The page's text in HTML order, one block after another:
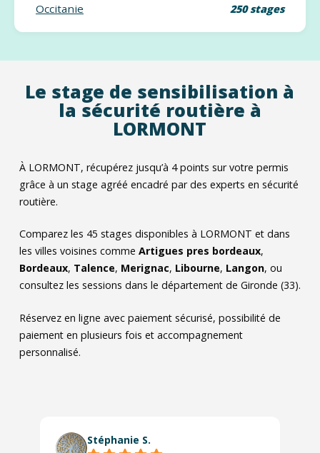
Occitanie 250 stages
Le stage de sensibilisation à
la sécurité routière à
LORMONT
À LORMONT, récupérez jusqu’à 4 points sur votre permis
grâce à un stage agréé encadré par des experts en sécurité
routière.
Comparez les 45 stages disponibles à LORMONT et dans
les villes voisines comme Artigues pres bordeaux,
Bordeaux, Talence, Merignac, Libourne, Langon, ou
consultez les sessions dans le département de Gironde (33).
Réservez en ligne avec paiement sécurisé, possibilité de
paiement en plusieurs fois et accompagnement
personnalisé.
Stéphanie S.